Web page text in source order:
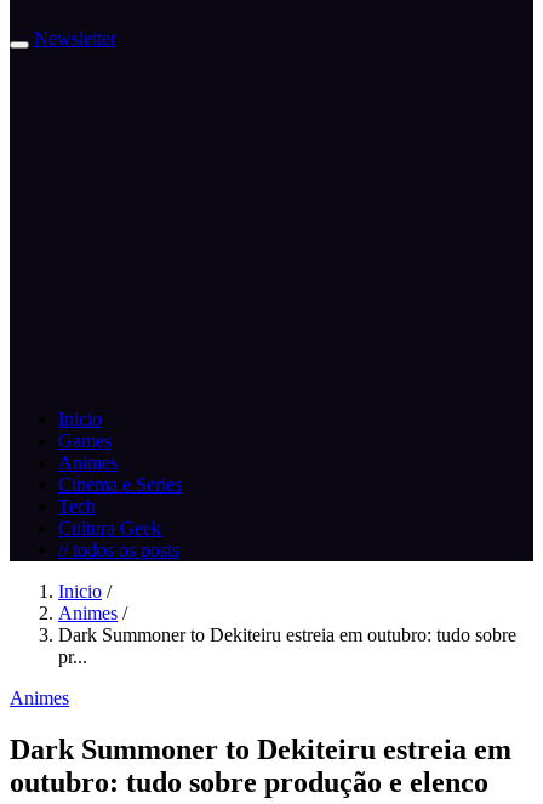
Newsletter
Inicio
Games
Animes
Cinema e Series
Tech
Cultura Geek
// todos os posts
Inicio /
Animes /
Dark Summoner to Dekiteiru estreia em outubro: tudo sobre
pr...
Animes
Dark Summoner to Dekiteiru estreia em
outubro: tudo sobre produção e elenco